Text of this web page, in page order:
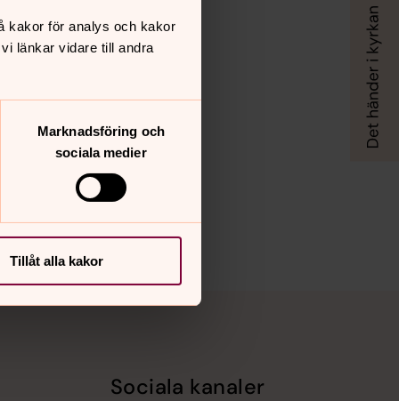
kakor för analys och kakor
länkar vidare till andra
Marknadsföring och
sociala medier
Tillåt alla kakor
Sociala kanaler